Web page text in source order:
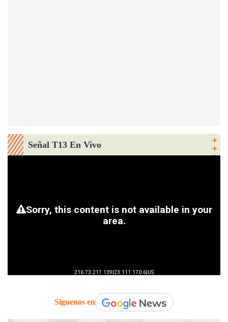
Señal T13 En Vivo
Síguenos en